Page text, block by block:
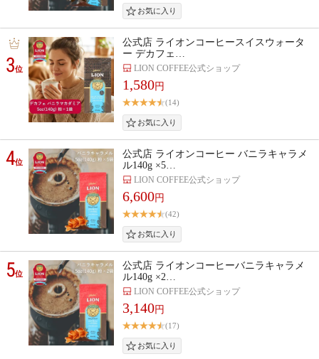
3位
公式店 ライオンコーヒースイスウォータ
ー デカフェ…
LION COFFEE公式ショップ
1,580円
(14)
4位
公式店 ライオンコーヒー バニラキャラメ
ル140g ×5…
LION COFFEE公式ショップ
6,600円
(42)
5位
公式店 ライオンコーヒーバニラキャラメ
ル140g ×2…
LION COFFEE公式ショップ
3,140円
(17)